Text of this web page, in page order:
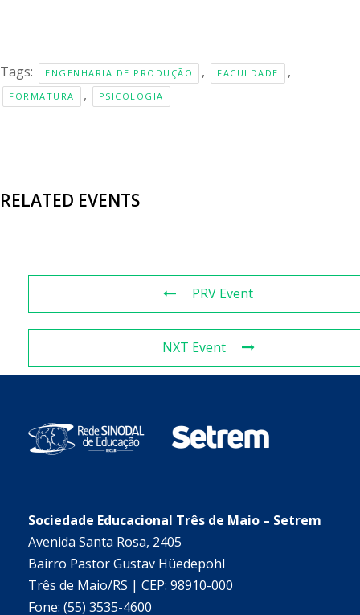
Tags: ENGENHARIA DE PRODUÇÃO , FACULDADE ,
FORMATURA , PSICOLOGIA
RELATED EVENTS
PRV Event
NXT Event
Sociedade Educacional Três de Maio – Setrem
Avenida Santa Rosa, 2405
Bairro Pastor Gustav Hüedepohl
Três de Maio/RS | CEP: 98910-000
Fone: (55) 3535-4600